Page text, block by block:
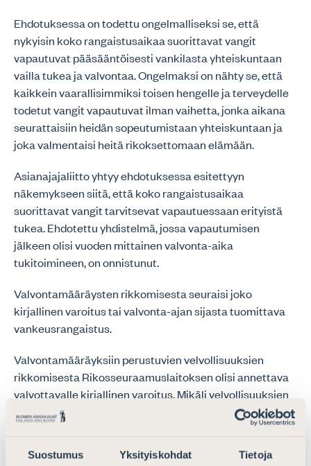
Suostumus Yksityiskohdat Tietoja
Ehdotuksessa on todettu ongelmalliseksi se, että
nykyisin koko rangaistusaikaa suorittavat vangit
vapautuvat pääsääntöisesti vankilasta yhteiskuntaan
vailla tukea ja valvontaa. Ongelmaksi on nähty se, että
kaikkein vaarallisimmiksi toisen hengelle ja terveydelle
todetut vangit vapautuvat ilman vaihetta, jonka aikana
seurattaisiin heidän sopeutumistaan yhteiskuntaan ja
joka valmentaisi heitä rikoksettomaan elämään.
Asianajajaliitto yhtyy ehdotuksessa esitettyyn
näkemykseen siitä, että koko rangaistusaikaa
suorittavat vangit tarvitsevat vapautuessaan erityistä
tukea. Ehdotettu yhdistelmä, jossa vapautumisen
jälkeen olisi vuoden mittainen valvonta-aika
tukitoimineen, on onnistunut.
Valvontamääräysten rikkomisesta seuraisi joko
kirjallinen varoitus tai valvonta-ajan sijasta tuomittava
vankeusrangaistus.
Valvontamääräyksiin perustuvien velvollisuuksien
rikkomisesta Rikosseuraamuslaitoksen olisi annettava
valvottavalle kirjallinen varoitus. Mikäli velvollisuuksien
rikkomisen todettaisiin olevan vähäistä eikä se olisi
toistuvaa, valvottavalle voitaisiin antaa kirjallisen